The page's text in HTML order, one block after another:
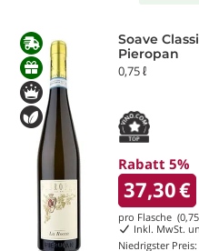
Soave
Pieropan
0,75 ℓ
Rabatt 5%
37,30€
pro Flasche (0,75
Inkl. MwSt.
Niedrigster Preis: